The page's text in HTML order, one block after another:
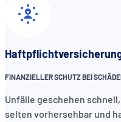
FINANZIELLER SCHUTZ BEI
Unfälle geschehen
selten vorhersehbar und